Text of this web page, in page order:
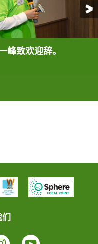
峰致欢迎辞。
席执行官陈美心
盈Vivi参与今年的盛
右）以及甄佩嘉
跑旅游塔」！
海报。